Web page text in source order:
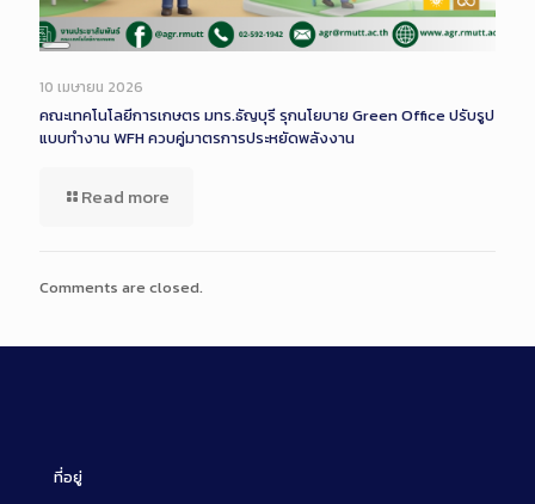
Long
Description
10 เมษายน 2026
คณะเทคโนโลยีการเกษตร มทร.ธัญบุรี รุกนโยบาย Green Office ปรับรูป
แบบทำงาน WFH ควบคู่มาตรการประหยัดพลังงาน
Read more
Comments are closed.
ที่อยู่